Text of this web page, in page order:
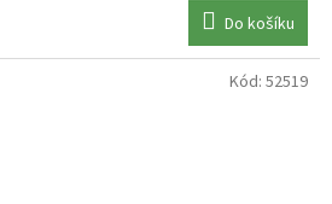
Do košíku
Kód: 52519